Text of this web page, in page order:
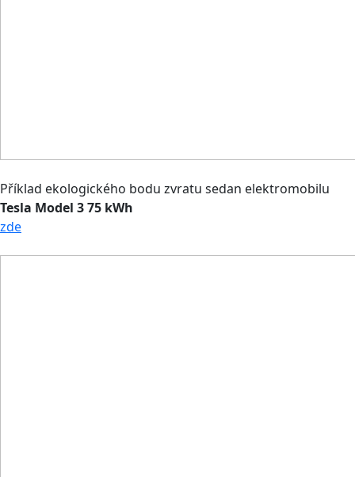
Příklad ekologického bodu zvratu sedan elektromobilu
Tesla Model 3 75 kWh
zde